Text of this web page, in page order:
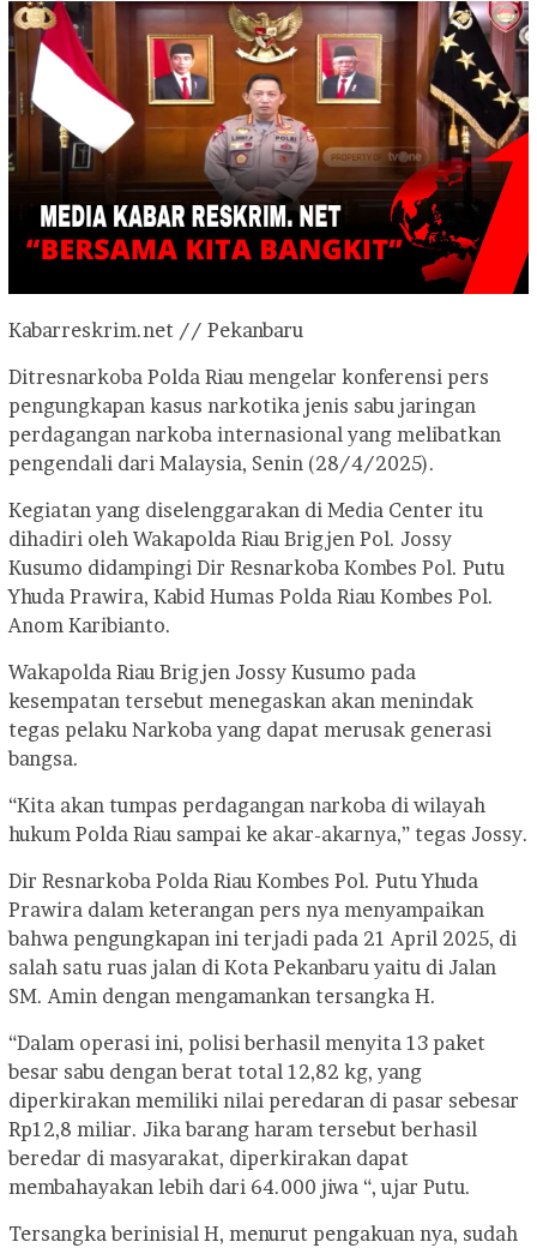
Kabarreskrim.net // Pekanbaru
Ditresnarkoba Polda Riau mengelar konferensi pers
pengungkapan kasus narkotika jenis sabu jaringan
perdagangan narkoba internasional yang melibatkan
pengendali dari Malaysia, Senin (28/4/2025).
Kegiatan yang diselenggarakan di Media Center itu
dihadiri oleh Wakapolda Riau Brigjen Pol. Jossy
Kusumo didampingi Dir Resnarkoba Kombes Pol. Putu
Yhuda Prawira, Kabid Humas Polda Riau Kombes Pol.
Anom Karibianto.
Wakapolda Riau Brigjen Jossy Kusumo pada
kesempatan tersebut menegaskan akan menindak
tegas pelaku Narkoba yang dapat merusak generasi
bangsa.
“Kita akan tumpas perdagangan narkoba di wilayah
hukum Polda Riau sampai ke akar-akarnya,” tegas Jossy.
Dir Resnarkoba Polda Riau Kombes Pol. Putu Yhuda
Prawira dalam keterangan pers nya menyampaikan
bahwa pengungkapan ini terjadi pada 21 April 2025, di
salah satu ruas jalan di Kota Pekanbaru yaitu di Jalan
SM. Amin dengan mengamankan tersangka H.
“Dalam operasi ini, polisi berhasil menyita 13 paket
besar sabu dengan berat total 12,82 kg, yang
diperkirakan memiliki nilai peredaran di pasar sebesar
Rp12,8 miliar. Jika barang haram tersebut berhasil
beredar di masyarakat, diperkirakan dapat
membahayakan lebih dari 64.000 jiwa “, ujar Putu.
Tersangka berinisial H, menurut pengakuan nya, sudah